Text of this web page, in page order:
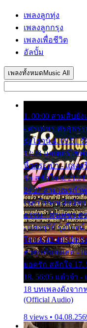
เพลงลูกทุ่ง
เพลงลูกกรุง
เพลงเพื่อชีวิต
อัลบั้ม
เพลงทั้งหมด Music All
1. 00:00 สามสิบยั
- ศรเพชร ศรสุพร
รุ่งโรจน์ 4. 09:51
12:23 มอเตอร์ไซ
หิ้วกระเป๋า - แสงสุ
รัก สลักใจ 8.
24:27 สามเณรกำ
เวลาไปหาเมียน้อ
ธรรม - ศรเพชร ศ
- แสงสุรีย์ รุ่งโรจ
ใจ 14. 42:49 ไอ้ห
ธาตุแท้ของเธอ -
ยอดรัก สลักใจ
18. 56:05 แต๋วจ๋า
18 บทเพลงดังจา
(Official Audio)
8 views •